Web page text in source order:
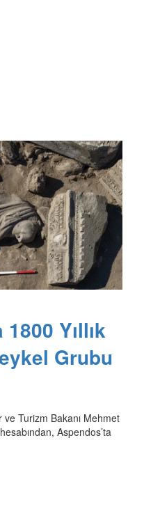
Yıllık
Grubu
Turizm Bakanı Mehmet
Aspendos’ta